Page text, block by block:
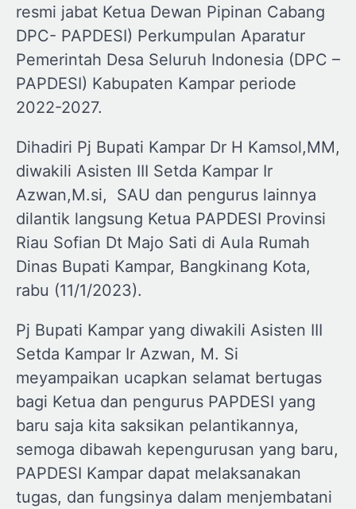
resmi jabat Ketua Dewan Pipinan Cabang
DPC- PAPDESI) Perkumpulan Aparatur
Pemerintah Desa Seluruh Indonesia (DPC –
PAPDESI) Kabupaten Kampar periode
2022-2027.
Dihadiri Pj Bupati Kampar Dr H Kamsol,MM,
diwakili Asisten III Setda Kampar Ir
Azwan,M.si, SAU dan pengurus lainnya
dilantik langsung Ketua PAPDESI Provinsi
Riau Sofian Dt Majo Sati di Aula Rumah
Dinas Bupati Kampar, Bangkinang Kota,
rabu (11/1/2023).
Pj Bupati Kampar yang diwakili Asisten III
Setda Kampar Ir Azwan, M. Si
meyampaikan ucapkan selamat bertugas
bagi Ketua dan pengurus PAPDESI yang
baru saja kita saksikan pelantikannya,
semoga dibawah kepengurusan yang baru,
PAPDESI Kampar dapat melaksanakan
tugas, dan fungsinya dalam menjembatani